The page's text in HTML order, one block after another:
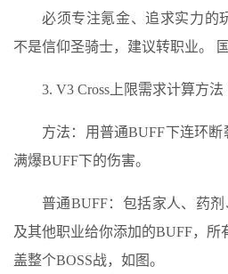
必须专注氪金、追求实力的
不是信仰圣骑士，建议转职业。
3. V3 Cross上限需求计算方法
方法：用普通BUFF下连环
满爆BUFF下的伤害。
普通BUFF：包括家人、药
及其他职业给你添加的BUFF，所
盖整个BOSS战，如图。